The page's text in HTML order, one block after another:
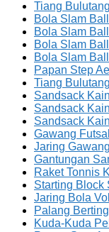
Tiang
Bola Slam
Bola Slam
Bola Slam
Bola Slam
Papan Step
Tiang
Sandsack
Sandsack
Sandsack
Gawang
Jaring
Gantungan
Raket Tonnis
Starting Block
Jaring Bola
Palang
Kuda-Kuda